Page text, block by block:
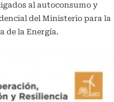
al autoconsumo y
del Ministerio para la
de la Energía.